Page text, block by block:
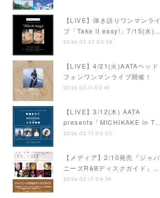
【LIVE】弾き語りワンマンライ
ブ「Take it easy!」7/15(水)…
2026.05.27 02:58
【LIVE】4/21(火)AATAヘッド
フォンワンマンライブ開催！
2026.03.11 02:45
【LIVE】3/12(木) AATA
presents「MICHIKAKE in T…
2026.02.17 05:03
【メディア】2/10発売『ジャパ
ニーズR&Bディスクガイド』…
2026.02.17 04:39